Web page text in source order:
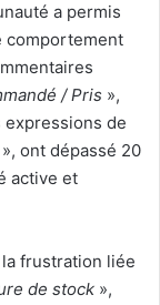
a permis
comportement
/ Pris »,
expressions de
», ont dépassé 20
active et
frustration liée
de stock »,